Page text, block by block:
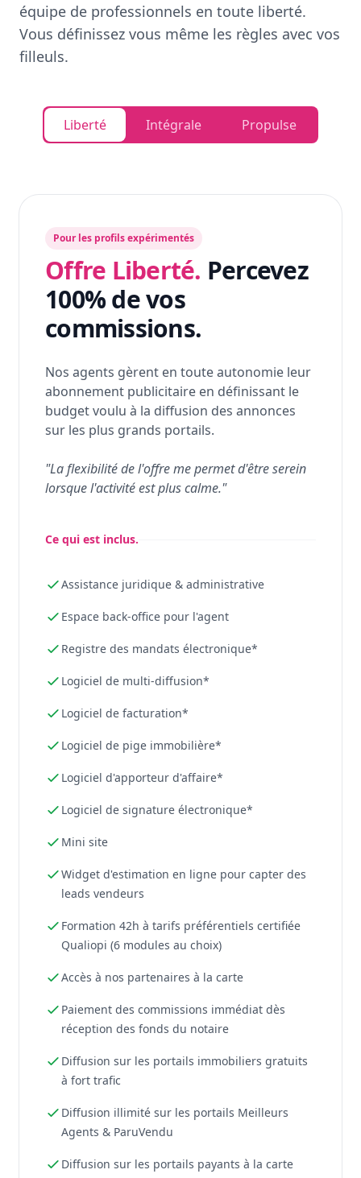
équipe de professionnels en toute liberté.
Vous définissez vous même les règles avec vos
filleuls.
Liberté Intégrale Propulse
Pour les profils expérimentés
Offre Liberté. Percevez
100% de vos
commissions.
Nos agents gèrent en toute autonomie leur
abonnement publicitaire en définissant le
budget voulu à la diffusion des annonces
sur les plus grands portails.
"La flexibilité de l'offre me permet d'être serein
lorsque l'activité est plus calme."
Ce qui est inclus.
Assistance juridique & administrative
Espace back-office pour l'agent
Registre des mandats électronique*
Logiciel de multi-diffusion*
Logiciel de facturation*
Logiciel de pige immobilière*
Logiciel d'apporteur d'affaire*
Logiciel de signature électronique*
Mini site
Widget d'estimation en ligne pour capter des
leads vendeurs
Formation 42h à tarifs préférentiels certifiée
Qualiopi (6 modules au choix)
Accès à nos partenaires à la carte
Paiement des commissions immédiat dès
réception des fonds du notaire
Diffusion sur les portails immobiliers gratuits
à fort trafic
Diffusion illimité sur les portails Meilleurs
Agents & ParuVendu
Diffusion sur les portails payants à la carte